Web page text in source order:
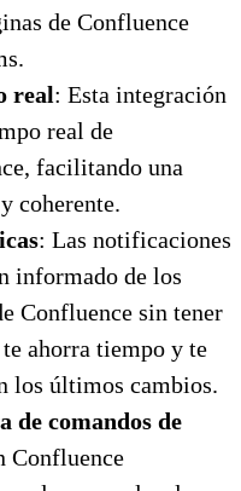
de Confluence
real: Esta integración
real de
facilitando una
coherente.
: Las notificaciones
informado de los
Confluence sin tener
ahorra tiempo y te
los últimos cambios.
de comandos de
Confluence